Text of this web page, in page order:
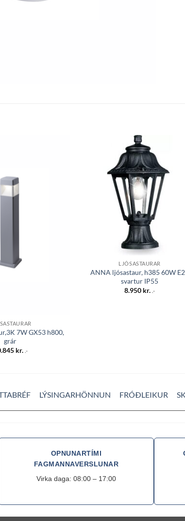
7W GX53 h800,
grár
kr. .-
LJÓSASTAURAR
ANNA ljósastaur, h385 60W
svartur IP55
8.950 kr. .-
LÝSINGARHÖNNUN FRÓÐLEIKUR
OPNUNARTÍMI
FAGMANNAVERSLUNAR
Virka daga: 08:00 – 17:00